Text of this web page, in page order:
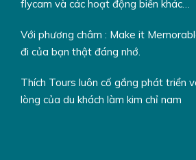
flycam và các hoạt động biển khác…
Với phương châm : Make it
đi của bạn thật đáng nhớ.
Thích Tours luôn cố gắng phát triển
lòng của du khách làm kim chỉ nam